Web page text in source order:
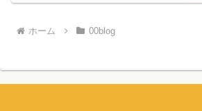
ホーム 00blog